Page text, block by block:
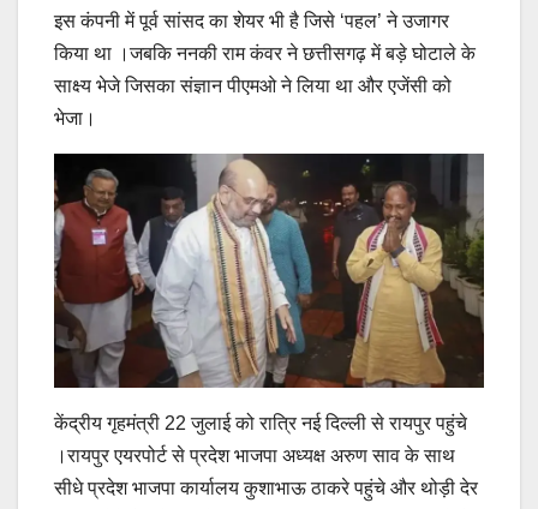
इस कंपनी में पूर्व सांसद का शेयर भी है जिसे ‘पहल’ ने उजागर
किया था ।जबकि ननकी राम कंवर ने छत्तीसगढ़ में बड़े घोटाले के
साक्ष्य भेजे जिसका संज्ञान पीएमओ ने लिया था और एजेंसी को
भेजा।
केंद्रीय गृहमंत्री 22 जुलाई को रात्रि नई दिल्ली से रायपुर पहुंचे
।रायपुर एयरपोर्ट से प्रदेश भाजपा अध्यक्ष अरुण साव के साथ
सीधे प्रदेश भाजपा कार्यालय कुशाभाऊ ठाकरे पहुंचे और थोड़ी देर